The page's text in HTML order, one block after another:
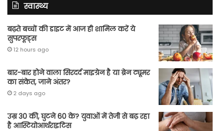
स्वास्थ्य
बढ़ते बच्चों की डाइट में आज ही शामिल करें ये
सुपरफूड्स
12 hours ago
बार-बार होने वाला सिरदर्द माइग्रेन है या ब्रेन ट्यूमर
का संकेत, जाने अंतर?
2 days ago
उम्र 30 की, घुटने 60 के? युवाओं में तेजी से बढ़ रहा
है आस्टियोआर्थराइटिस